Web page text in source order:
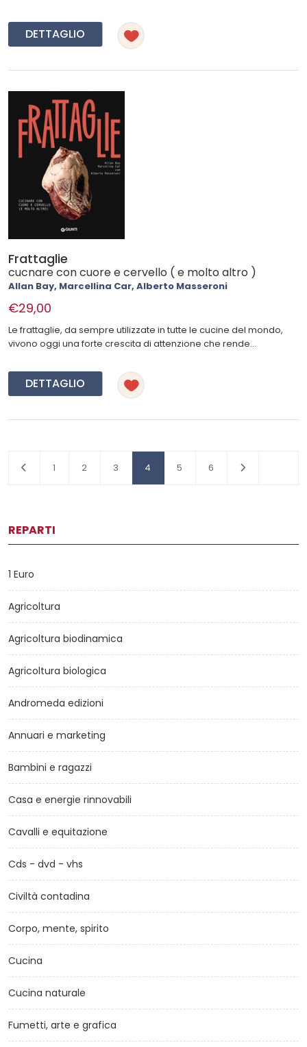
REPARTI
1 Euro
Agricoltura
Agricoltura biodinamica
Agricoltura biologica
Andromeda edizioni
Annuari e marketing
Bambini e ragazzi
Casa e energie rinnovabili
Cavalli e equitazione
Cds - dvd - vhs
Civiltà contadina
Corpo, mente, spirito
Cucina
Cucina naturale
Fumetti, arte e grafica
DETTAGLIO
Frattaglie
cucnare con cuore e cervello ( e molto altro )
Allan Bay, Marcellina Car, Alberto Masseroni
€29,00
Le frattaglie, da sempre utilizzate in tutte le cucine del mondo,
vivono oggi una forte crescita di attenzione che rende...
DETTAGLIO
1 2 3 4 5 6